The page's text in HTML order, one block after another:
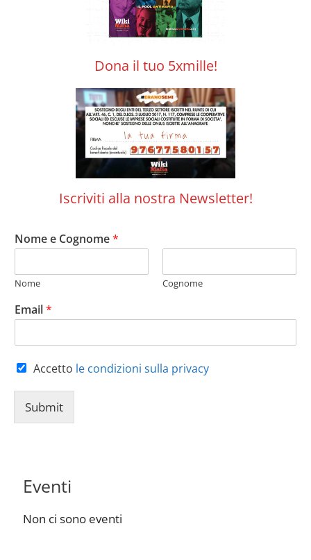
Dona il tuo 5xmille!
Iscriviti alla nostra Newsletter!
Nome e Cognome*
Nome Cognome
Email*
Accetto le condizioni sulla privacy
Submit
Eventi
Non ci sono eventi